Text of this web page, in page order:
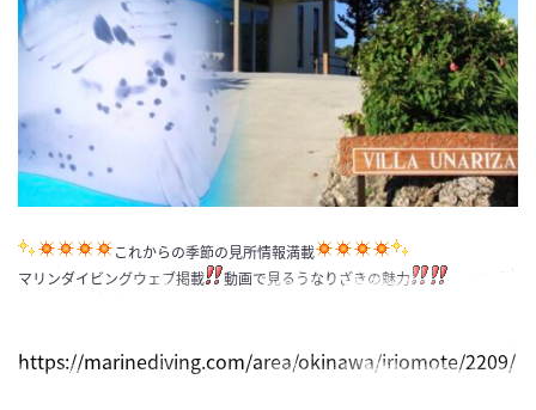
これからの季節の見所情報満載
マリンダイビングウェブ掲載
動画で見るうなりざきの魅力
https://marinediving.com/area/okinawa/iriomote/2209/